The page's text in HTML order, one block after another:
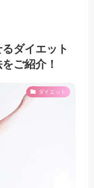
ダイエット
ご紹介！
ダイエット